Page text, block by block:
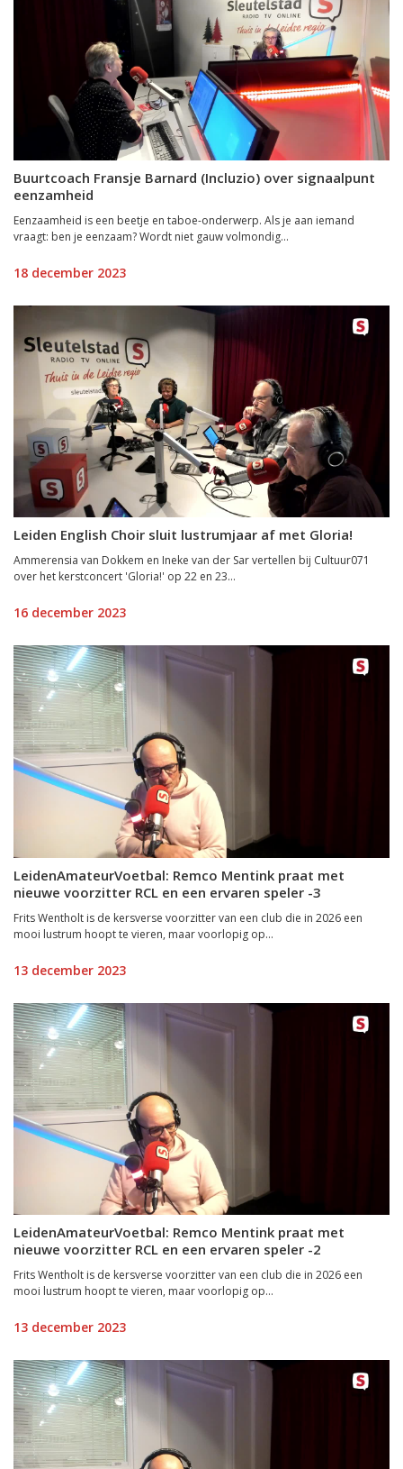
Buurtcoach Fransje Barnard (Incluzio) over signaalpunt
eenzamheid
Eenzaamheid is een beetje en taboe-onderwerp. Als je aan iemand
vraagt: ben je eenzaam? Wordt niet gauw volmondig...
18 december 2023
Leiden English Choir sluit lustrumjaar af met Gloria!
Ammerensia van Dokkem en Ineke van der Sar vertellen bij Cultuur071
over het kerstconcert 'Gloria!' op 22 en 23...
16 december 2023
LeidenAmateurVoetbal: Remco Mentink praat met
nieuwe voorzitter RCL en een ervaren speler -3
Frits Wentholt is de kersverse voorzitter van een club die in 2026 een
mooi lustrum hoopt te vieren, maar voorlopig op...
13 december 2023
LeidenAmateurVoetbal: Remco Mentink praat met
nieuwe voorzitter RCL en een ervaren speler -2
Frits Wentholt is de kersverse voorzitter van een club die in 2026 een
mooi lustrum hoopt te vieren, maar voorlopig op...
13 december 2023